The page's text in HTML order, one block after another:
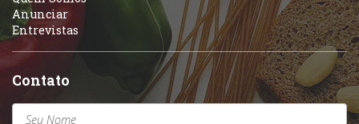
Anunciar
Entrevistas
Contato